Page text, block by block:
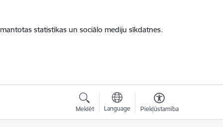
statistikas un sociālo mediju sīkdatnes.
Meklēt Language Piekļūstamība